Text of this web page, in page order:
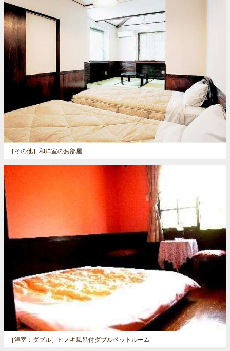
［その他］ 和洋室のお部屋
［洋室：ダブル］ ヒノキ風呂付ダブルベットルーム